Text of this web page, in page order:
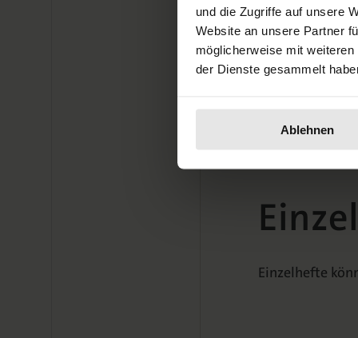
und die Zugriffe auf unsere
Website an unsere Partner
möglicherweise mit
der Dienste gesammelt
Ablehnen
60325
E-Mail:
Bitte senden
Einzelhefte